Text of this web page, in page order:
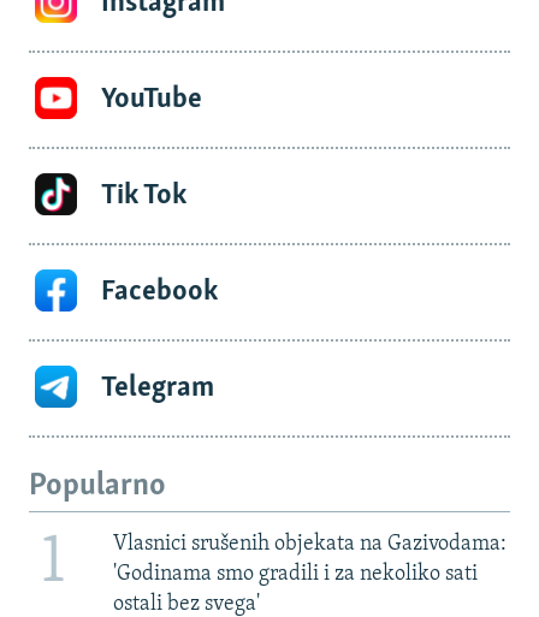
YouTube
Tik Tok
Facebook
Telegram
Popularno
1
Vlasnici srušenih objekata na Gazivodama:
'Godinama smo gradili i za nekoliko sati
ostali bez svega'